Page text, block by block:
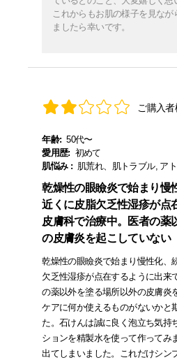
これからもお肌の様子を見なが
ましたら幸いです。
ご購入者
年齢: 50代〜
愛用歴: 初めて
肌悩み : 肌荒れ、肌トラブル, ア
乾燥性の眼瞼炎で始まり慢
近くに皮脂欠乏性湿疹が点
皮膚科で治療中。医者の薬
の皮膚炎を起こしていない
乾燥性の眼瞼炎で始まり慢性化、
欠乏性湿疹が点在するように出来
の薬以外を塗る場所以外の皮膚炎
ケアに何か使えるものがないかと
た。石けんは誠に良く泡立ち気持
ションを精製水を使って作ってみ
出てしまいました。これだけシン